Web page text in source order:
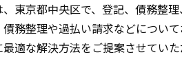
東京都中央区で、登記、債務整
務整理や過払い請求などについ
適な解決方法をご提案させていた